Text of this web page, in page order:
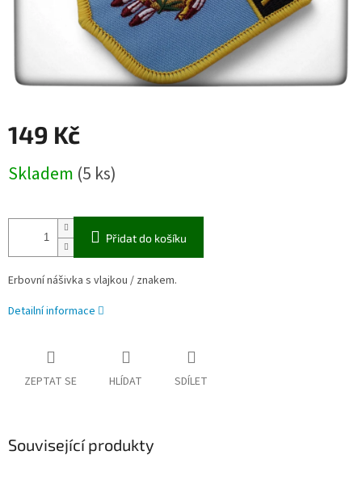
149 Kč
cena:
Skladem (5 ks)
Přidat do košíku
Erbovní nášivka s vlajkou / znakem.
Detailní informace
ZEPTAT SE HLÍDAT SDÍLET
Související produkty